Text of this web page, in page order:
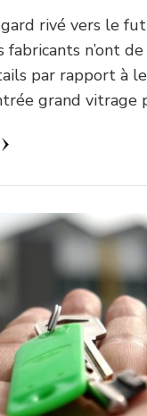
rivé vers le
fabricants n’ont
par rapport à
grand vitrage